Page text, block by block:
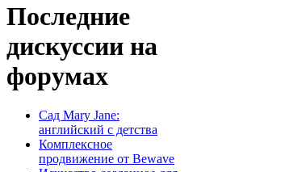
Последние
дискуссии на
форумах
Сад Mary Jane:
английский с детства
Комплексное
продвижение от Bewave